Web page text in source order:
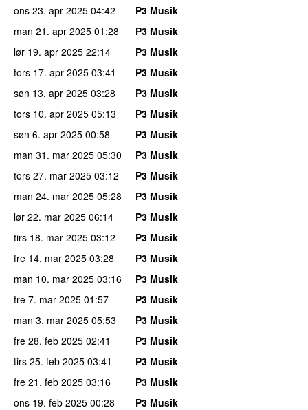
ons 23. apr 2025 04:42
P3 Musik
man 21. apr 2025 01:28
P3 Musik
lør 19. apr 2025 22:14
P3 Musik
tors 17. apr 2025 03:41
P3 Musik
søn 13. apr 2025 03:28
P3 Musik
tors 10. apr 2025 05:13
P3 Musik
søn 6. apr 2025 00:58
P3 Musik
man 31. mar 2025 05:30
P3 Musik
tors 27. mar 2025 03:12
P3 Musik
man 24. mar 2025 05:28
P3 Musik
lør 22. mar 2025 06:14
P3 Musik
tirs 18. mar 2025 03:12
P3 Musik
fre 14. mar 2025 03:28
P3 Musik
man 10. mar 2025 03:16
P3 Musik
fre 7. mar 2025 01:57
P3 Musik
man 3. mar 2025 05:53
P3 Musik
fre 28. feb 2025 02:41
P3 Musik
tirs 25. feb 2025 03:41
P3 Musik
fre 21. feb 2025 03:16
P3 Musik
ons 19. feb 2025 00:28
P3 Musik